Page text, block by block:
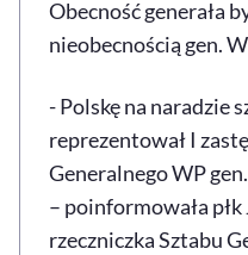
Obecność generała
nieobecnością gen.
- Polskę na naradzie
reprezentował I
Generalnego WP
– poinformowała
rzeczniczka Sztabu